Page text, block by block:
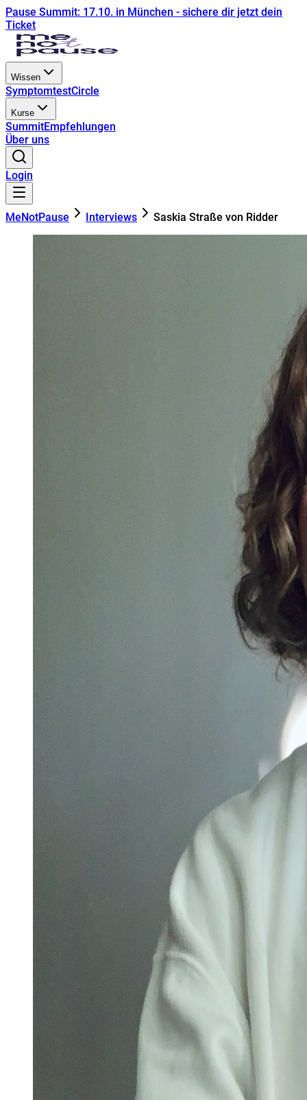
Pause Summit: 17.10. in München - sichere dir jetzt dein
Ticket
Wissen
SymptomtestCircle
Kurse
SummitEmpfehlungen
Über uns
Login
MeNotPause Interviews Saskia Straße von Ridder